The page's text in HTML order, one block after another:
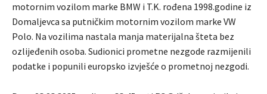
motornim vozilom marke BMW i T.K. rođena 1998.godine iz
Domaljevca sa putničkim motornim vozilom marke VW
Polo. Na vozilima nastala manja materijalna šteta bez
ozlijeđenih osoba. Sudionici prometne nezgode razmijenili
podatke i popunili europsko izvješće o prometnoj nezgodi.